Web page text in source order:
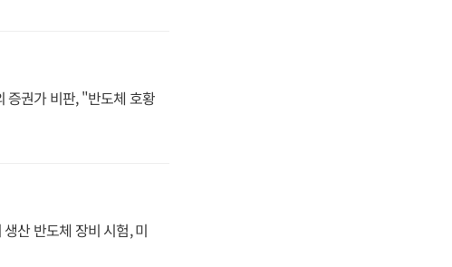
증권가 비판, "반도체 호황
산 반도체 장비 시험, 미